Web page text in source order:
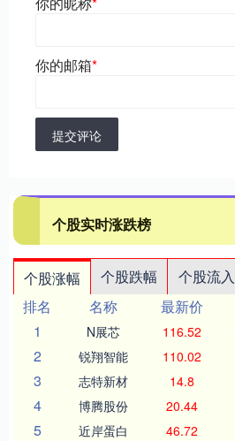
你的邮箱*
提交评论
个股实时涨跌榜
个股涨幅 个股跌幅 个股流入
排名
名称 最新价
1
N展芯 116.52
2 锐翔智能 110.02
3 志特新材 14.8
4 博腾股份 20.44
5 近岸蛋白 46.72